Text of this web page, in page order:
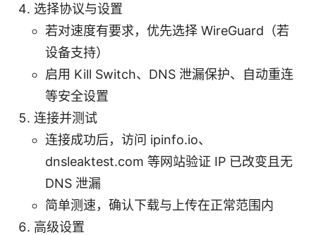
选择协议与设置
若对速度有要求，优先选择 WireGuard（若
设备支持）
启用 Kill Switch、DNS 泄漏保护、自动重连
等安全设置
连接并测试
连接成功后，访问 ipinfo.io、
dnsleaktest.com 等网站验证 IP 已改变且无
DNS 泄漏
简单测速，确认下载与上传在正常范围内
高级设置